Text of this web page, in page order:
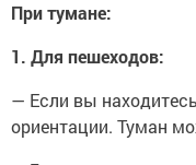
При тумане:
1. Для пешеходов:
— Если вы
ориентации. Туман